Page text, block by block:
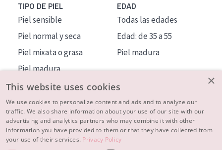
TIPO DE PIEL
Piel sensible
Piel normal y seca
Piel mixata o grasa
Piel madura
Piel expuesta al sol
Piel menopáusica
EDAD
Todas las edades
Edad: de 35 a 55
Piel madura
MÁS SOBRE NOSOTROS
INSPIRACIÓN
×
This website uses cookies
We use cookies to personalize content and ads and to analyze our
traffic. We also share information about your use of our site with our
advertising and analytics partners who may combine it with other
information you have provided to them or that they have collected from
your use of their services. Privacy Policy